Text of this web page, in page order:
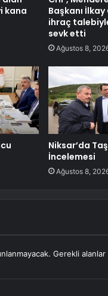
kana
Başkanı İlkay
ihraç
sevk etti
Ağustos 8,
Niksar’da
İncelemesi
Ağustos 8,
Gerekli alanlar